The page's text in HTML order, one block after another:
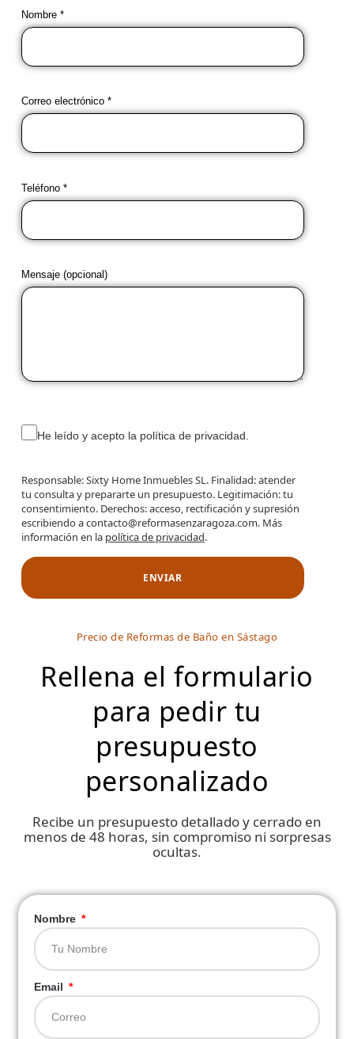
Nombre *
Correo electrónico *
Teléfono *
Mensaje (opcional)
He leído y acepto la política de privacidad.
Responsable: Sixty Home Inmuebles SL. Finalidad: atender
tu consulta y prepararte un presupuesto. Legitimación: tu
consentimiento. Derechos: acceso, rectificación y supresión
escribiendo a contacto@reformasenzaragoza.com. Más
información en la política de privacidad.
Precio de Reformas de Baño en Sástago
Rellena el formulario
para pedir tu
presupuesto
personalizado
Recibe un presupuesto detallado y cerrado en
menos de 48 horas, sin compromiso ni sorpresas
ocultas.
Nombre
Email